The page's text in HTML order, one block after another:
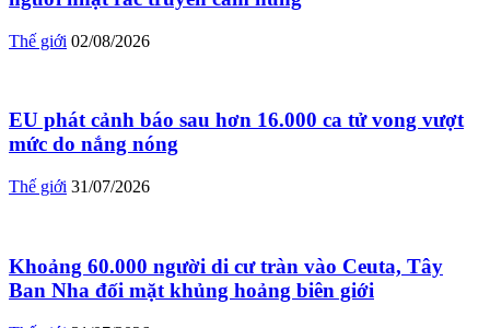
Thế giới 02/08/2026
EU phát cảnh báo sau hơn 16.000 ca tử vong vượt
mức do nắng nóng
Thế giới 31/07/2026
Khoảng 60.000 người di cư tràn vào Ceuta, Tây
Ban Nha đối mặt khủng hoảng biên giới